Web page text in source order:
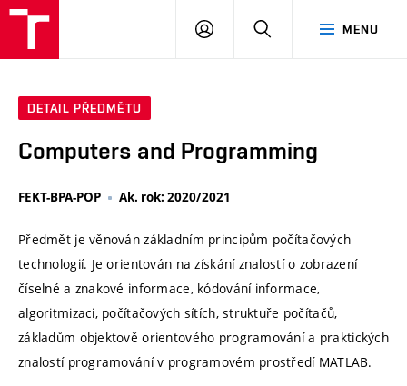
MENU
PŘIHLÁSIT
DETAIL PŘEDMĚTU
Computers and Programming
FEKT-BPA-POP Ak. rok: 2020/2021
Předmět je věnován základním principům počítačových
technologií. Je orientován na získání znalostí o zobrazení
číselné a znakové informace, kódování informace,
algoritmizaci, počítačových sítích, struktuře počítačů,
základům objektově orientového programování a praktických
znalostí programování v programovém prostředí MATLAB.